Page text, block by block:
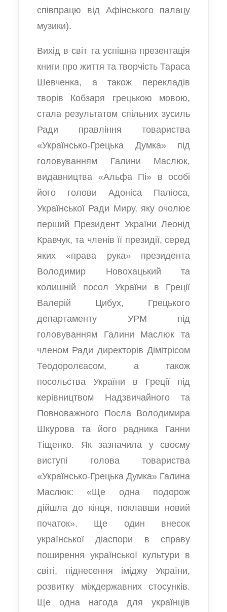
співпрацю від Афінського палацу
музики).
Вихід в світ та успішна презентація
книги про життя та творчість Тараса
Шевченка, а також перекладів
творів Кобзаря грецькою мовою,
стала результатом спільних зусиль
Ради правління товариства
«Українсько-Грецька Думка» під
головуванням Галини Маслюк,
видавництва «Альфа Пі» в особі
його голови Адоніса Паліоса,
Української Ради Миру, яку очолює
перший Президент України Леонід
Кравчук, та членів її президії, серед
яких «права рука» президента
Володимир Новохацький та
колишній посол України в Греції
Валерій Цибух, Грецького
департаменту УРМ під
головуванням Галини Маслюк та
членом Ради директорів Дімітрісом
Теодоролєасом, а також
посольства України в Греції під
керівництвом Надзвичайного та
Повноважного Посла Володимира
Шкурова та його радника Ганни
Тіщенко. Як зазначила у своєму
виступі голова товариства
«Українсько-Грецька Думка» Галина
Маслюк: «Ще одна подорож
дійшла до кінця, поклавши новий
початок». Ще один внесок
української діаспори в справу
поширення української культури в
світі, піднесення іміджу України,
розвитку міждержавних стосунків.
Ще одна нагода для українців